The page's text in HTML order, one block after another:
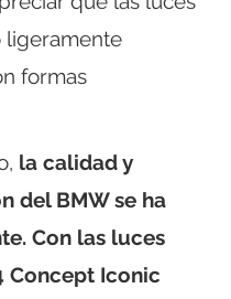
ligeramente
formas
la calidad y
del BMW se ha
Con las luces
Concept Iconic